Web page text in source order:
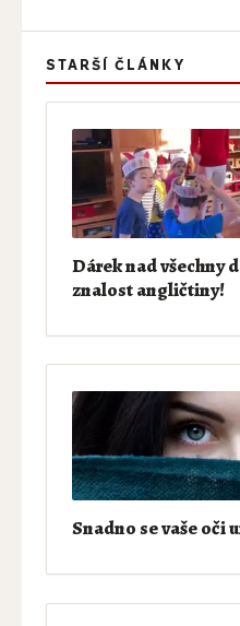
STARŠÍ ČLÁNKY
Dárek nad všechny
znalost angličtiny!
Snadno se vaše oči